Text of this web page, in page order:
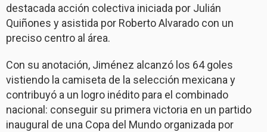
destacada acción colectiva iniciada por Julián
Quiñones y asistida por Roberto Alvarado con un
preciso centro al área.
Con su anotación, Jiménez alcanzó los 64 goles
vistiendo la camiseta de la selección mexicana y
contribuyó a un logro inédito para el combinado
nacional: conseguir su primera victoria en un partido
inaugural de una Copa del Mundo organizada por